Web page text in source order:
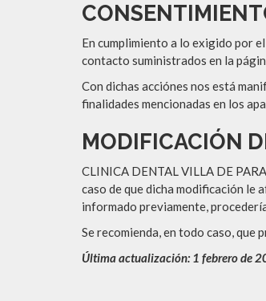
En cumplimiento a lo exigido por
contacto suministrados en la
Con dichas acciónes nos está
finalidades mencionadas en los
MODIFICACIÓN
CLINICA DENTAL VILLA DE
caso de que dicha modificación le
informado previamente,
Se recomienda, en todo caso, que
Última actualización: 1 febrero de